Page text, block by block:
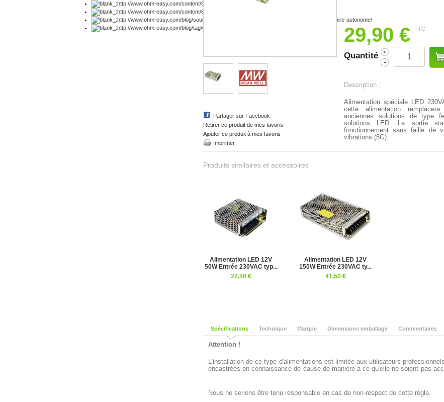
Partager sur Facebook
Retirer ce produit de mes favoris
Ajouter ce produit à mes favoris
Imprimer
29,90 € TTC
Quantité
Description :
Alimentation spéciale LED
cette alimentation
anciennes solutions de type
solutions LED. La sortie
fonctionnement sans faille de
vibrations (5G).
Produits similaires et accessoires
Alimentation LED 12V
50W Entrée 230VAC typ...
22,50 €
Alimentation LED 12V
150W Entrée 230VAC ty...
41,50 €
Spécifications Technique Marque Dimensions emballage Commentaires
Attention !
L'installation de ce type d'alimentations est limitée aux utilisateurs
encastrées en connaissance de cause de manière à ce qu'elle ne
Nous ne serions être tenu responsable en cas de non-respect de cette règle.